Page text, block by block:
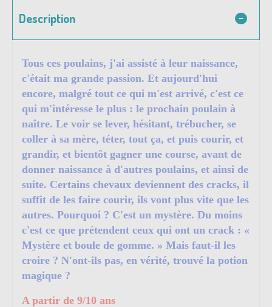
Description
Tous ces poulains, j'ai assisté à leur naissance,
c'était ma grande passion. Et aujourd'hui
encore, malgré tout ce qui m'est arrivé, c'est ce
qui m'intéresse le plus : le prochain poulain à
naître. Le voir se lever, hésitant, trébucher, se
coller à sa mère, téter, tout ça, et puis courir, et
grandir, et bientôt gagner une course, avant de
donner naissance à d'autres poulains, et ainsi de
suite. Certains chevaux deviennent des cracks, il
suffit de les faire courir, ils vont plus vite que les
autres. Pourquoi ? C'est un mystère. Du moins
c'est ce que prétendent ceux qui ont un crack : «
Mystère et boule de gomme. » Mais faut-il les
croire ? N'ont-ils pas, en vérité, trouvé la potion
magique ?
A partir de 9/10 ans